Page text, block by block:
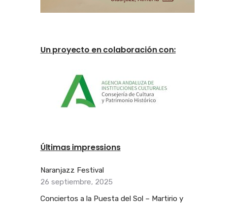
Un proyecto en colaboración con:
Últimas impressions
Naranjazz Festival
26 septiembre, 2025
Conciertos a la Puesta del Sol – Martirio y